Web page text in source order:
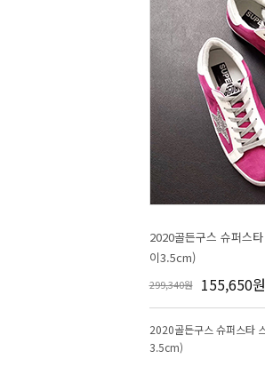
이3.5cm)
299,340원 155,650원
3.5cm)